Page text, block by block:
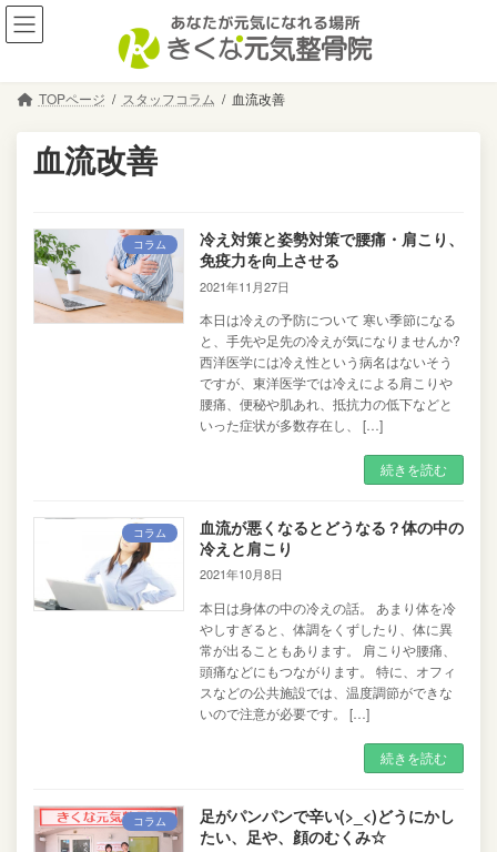
コ
ン
ン
ナ
ビ
ー
TOPページ スタッフコラム 血流改善
血流改善
コラム
冷え対策と姿勢対策で腰痛・肩こり、
免疫力を向上させる
2021年11月27日
本日は冷えの予防について 寒い季節になる
と、手先や足先の冷えが気になりませんか?
西洋医学には冷え性という病名はないそう
ですが、東洋医学では冷えによる肩こりや
腰痛、便秘や肌あれ、抵抗力の低下などと
いった症状が多数存在し、 […]
続きを読む
コラム
血流が悪くなるとどうなる？体の中の
冷えと肩こり
2021年10月8日
本日は身体の中の冷えの話。 あまり体を冷
やしすぎると、体調をくずしたり、体に異
常が出ることもあります。 肩こりや腰痛、
頭痛などにもつながります。 特に、オフィ
スなどの公共施設では、温度調節ができな
いので注意が必要です。 […]
続きを読む
コラム
足がパンパンで辛い(>_<)どうにかし
たい、足や、顔のむくみ☆